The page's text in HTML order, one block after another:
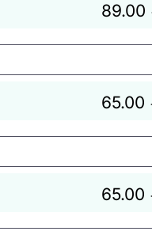
89.00
65.00
65.00